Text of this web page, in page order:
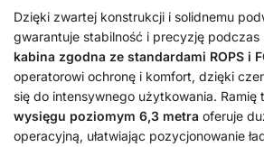
Dzięki zwartej konstrukcji i solidnemu
gwarantuje stabilność i precyzję podczas
kabina zgodna ze standardami ROPS i
operatorowi ochronę i komfort, dzięki
się do intensywnego użytkowania. Ramię
wysięgu poziomym 6,3 metra oferuje
operacyjną, ułatwiając pozycjonowanie